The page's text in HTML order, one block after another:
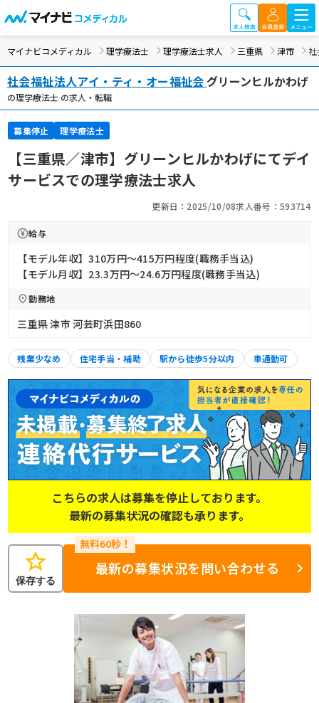
マイナビコメディカル 理学療法士 理学療法士求人 三重県 津市
社会福祉法人アイ・ティ・オー福祉会 グリーンヒルかわげ
の理学療法士 の求人・転職
募集停止 理学療法士
【三重県／津市】グリーンヒルかわげにてデイ
サービスでの理学療法士求人
更新日：2025/10/08求人番号：593714
給与
【モデル年収】310万円〜415万円程度(職務手当込)
【モデル月収】23.3万円〜24.6万円程度(職務手当込)
勤務地
三重県 津市 河芸町浜田860
残業少なめ 住宅手当・補助 駅から徒歩5分以内 車通勤可
こちらの求人は募集を停止しております。
最新の募集状況の確認も承ります。
star
保存する
最新の募集状況を問い合わせる